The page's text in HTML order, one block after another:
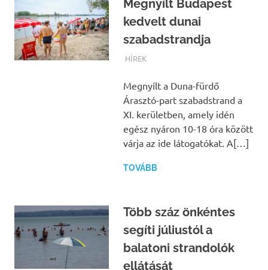
Megnyílt Budapest
kedvelt dunai
szabadstrandja
TERMALFURDOK.COM
HÍREK
Megnyílt a Duna-fürdő
Árasztó-part szabadstrand a
XI. kerületben, amely idén
egész nyáron 10-18 óra között
várja az ide látogatókat. A[…]
TOVÁBB
Több száz önkéntes
segíti júliustól a
balatoni strandolók
ellátását